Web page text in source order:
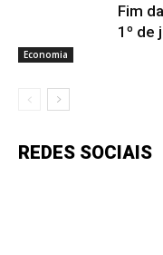
Economia
Fim
1º de
REDES SOCIAIS